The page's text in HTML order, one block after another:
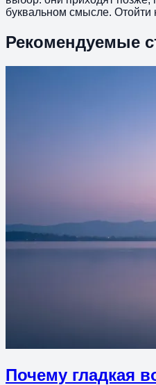
буквальном смысле. Отойти
Рекомендуемые
Почему гладкая